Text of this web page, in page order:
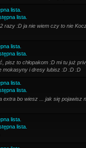
lista.
lista.
razy :D ja nie wiem czy to nie
lista.
lista.
pisz to chłopakom :D mi tu już
mokasyny i dresy lubisz :D :D :D
lista.
lista.
bo wiesz ... jak się pojawisz
lista.
lista.